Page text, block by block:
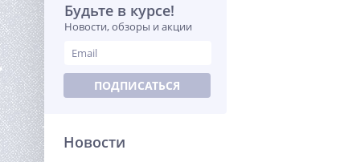
Мотокоса
Будьте в курсе!
Новости, обзоры и акции
ПОДПИСАТЬСЯ
Новости